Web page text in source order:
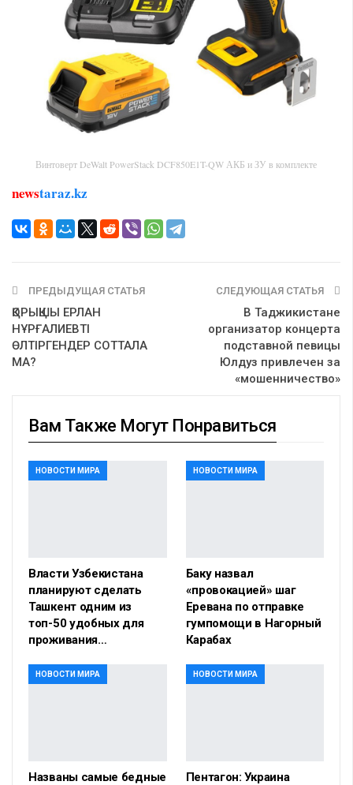
Винтоверт DeWalt PowerStack DCF850E1T-QW АКБ и ЗУ в комплекте
newstaraz.kz
ПРЕДЫДУЩАЯ СТАТЬЯ
ҚОРЫҚШЫ ЕРЛАН
НҰРҒАЛИЕВТІ
ӨЛТІРГЕНДЕР СОТТАЛА
МА?
СЛЕДУЮЩАЯ СТАТЬЯ
В Таджикистане
организатор концерта
подставной певицы
Юлдуз привлечен за
«мошенничество»
Вам Также Могут Понравиться
НОВОСТИ МИРА
Власти Узбекистана
планируют сделать
Ташкент одним из
топ-50 удобных для
проживания…
НОВОСТИ МИРА
Баку назвал
«провокацией» шаг
Еревана по отправке
гумпомощи в Нагорный
Карабах
НОВОСТИ МИРА
Названы самые бедные
НОВОСТИ МИРА
Пентагон: Украина